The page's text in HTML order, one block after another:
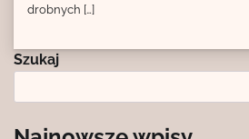
drobnych […]
Szukaj